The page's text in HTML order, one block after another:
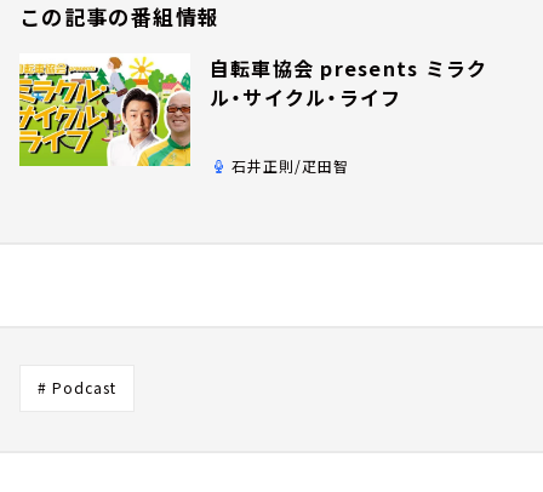
この記事の番組情報
自転車協会 presents ミラク
ル・サイクル・ライフ
石井正則/疋田智
# Podcast